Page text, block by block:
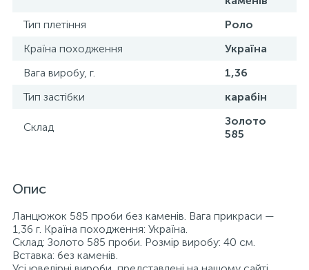
Тип плетіння
Роло
Країна походження
Україна
Вага виробу, г.
1,36
Тип застібки
карабін
Склад
Золото
585
Опис
Ланцюжок 585 проби без каменів. Вага прикраси —
1,36 г. Країна походження: Україна.
Склад: Золото 585 проби. Розмір виробу: 40 см.
Вставка: без каменів.